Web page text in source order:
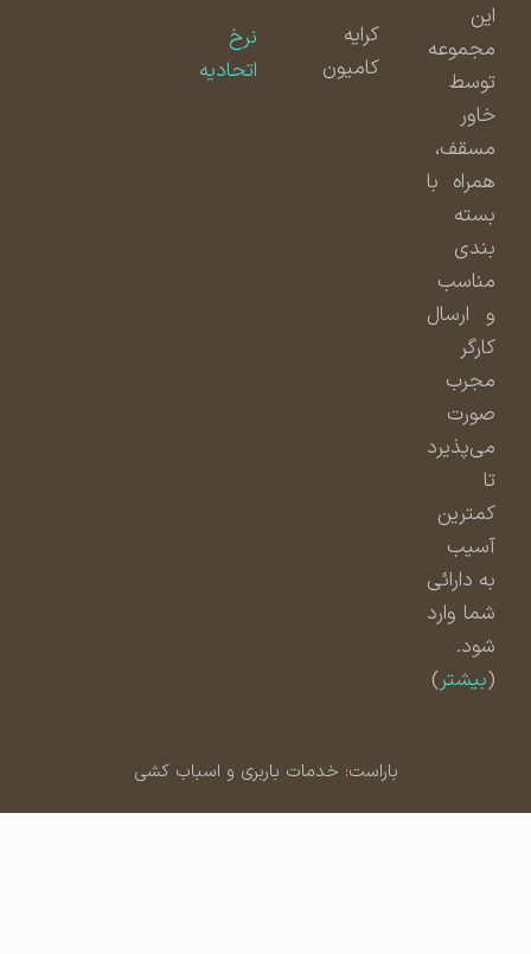
مجموعه
توسط
مسقف،
همراه با
بسته
بندی
مناسب
و ارسال
مجرب
صورت
می‌پذیرد
کمترین
آسیب
به دارائی
شما وارد
شود.
بیشتر)
کامیون
اتحادیه
باراست: خدمات باربری و اسباب کشی